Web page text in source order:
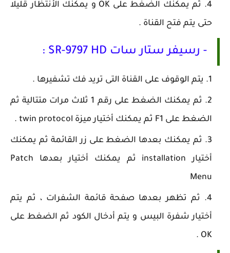
ثم يمكنك الضغط على OK و يمكنك الأنتظار قليلا
حتى يتم فتح القناة .
- رسيفر ستار سات SR-9797 HD :
يتم الوقوف على القناة التى تريد فك تشفيرها .
ثم يمكنك الضغط على رقم 1 ثلاث مرات متتالية ثم
الضغط على F1 ثم يمكنك أختيار ميزة twin protocol .
ثم يمكنك بعدها الضغط على زر القائمة ثم يمكنك
أختيار installation ثم يمكنك أختيار بعدها Patch
Menu
ثم تظهر بعدها صفحة قائمة الشفرات ، ثم يتم
أختيار شفرة البيس و يتم أدخال الكود ثم الضغط على
OK .